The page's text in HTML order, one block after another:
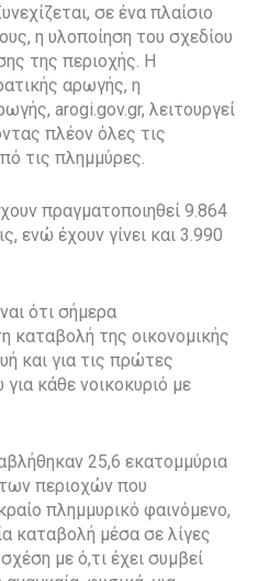
σε ένα πλαίσιο
η υλοποίηση του σχεδίου
της περιοχής. Η
αρωγής, η
arogi.gov.gr, λειτουργεί
πλέον όλες τις
τις πλημμύρες.
πραγματοποιηθεί 9.864
ενώ έχουν γίνει και 3.990
ότι σήμερα
καταβολή της οικονομικής
και για τις πρώτες
κάθε νοικοκυριό με
25,6 εκατομμύρια
περιοχών που
πλημμυρικό φαινόμενο,
καταβολή μέσα σε λίγες
με ό,τι έχει συμβεί